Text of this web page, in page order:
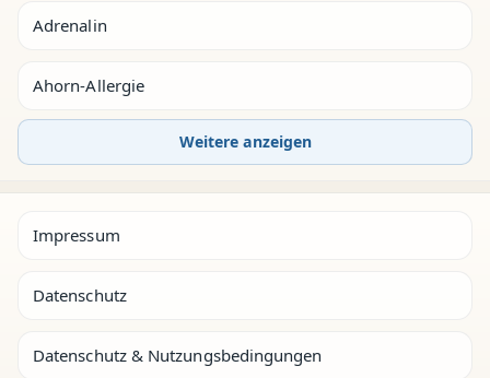
Adrenalin
Ahorn-Allergie
Weitere anzeigen
Impressum
Datenschutz
Datenschutz & Nutzungsbedingungen